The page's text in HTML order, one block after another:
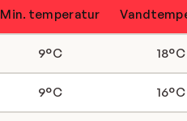
Min. temperatur
9°C 18°C
9°C 16°C